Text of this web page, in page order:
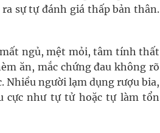
sự tự đánh giá thấp bản thân.
ngủ, mệt mỏi, tâm tính thất
ăn, mắc chứng đau không rõ
Nhiều người lạm dụng rượu bia,
cực như tự tử hoặc tự làm tổn